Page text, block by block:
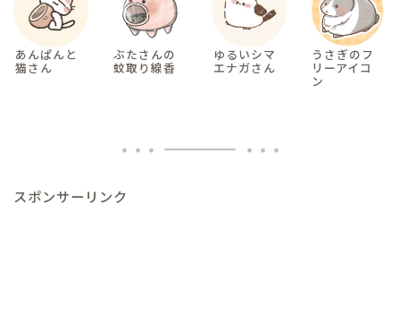
あんぱんと
猫さん
ぶたさんの
蚊取り線香
ゆるいシマ
エナガさん
うさぎのフ
リーアイコ
ン
スポンサーリンク